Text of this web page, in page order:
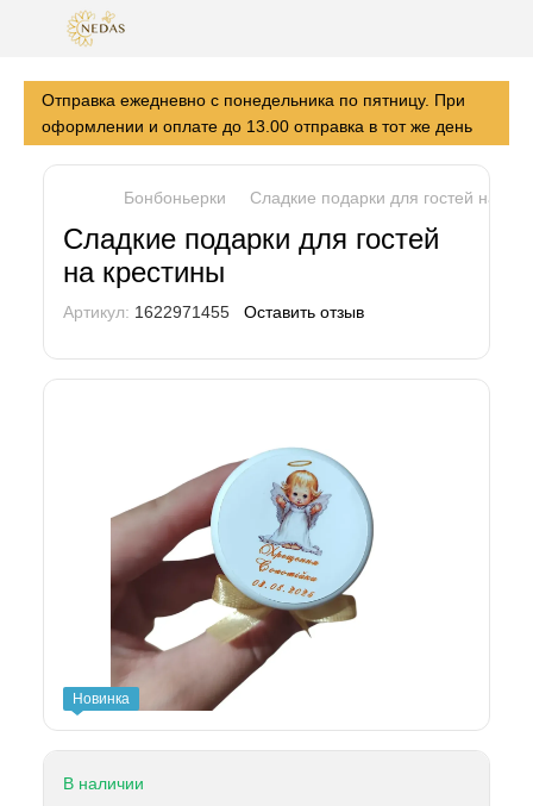
Отправка ежедневно с понедельника по пятницу. При
оформлении и оплате до 13.00 отправка в тот же день
Бонбоньерки Сладкие подарки для гостей на
Сладкие подарки для гостей
на крестины
Артикул: 1622971455 Оставить отзыв
Новинка
В наличии